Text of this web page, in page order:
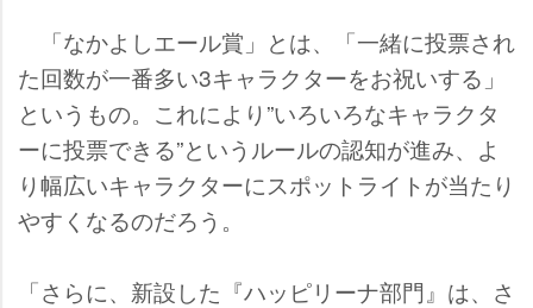
「なかよしエール賞」とは、「一緒に投票され
た回数が一番多い3キャラクターをお祝いする」
というもの。これにより”いろいろなキャラクタ
ーに投票できる”というルールの認知が進み、よ
り幅広いキャラクターにスポットライトが当たり
すくなるのだろう。
「さらに、新設した『ハッピリーナ部門』は、さ